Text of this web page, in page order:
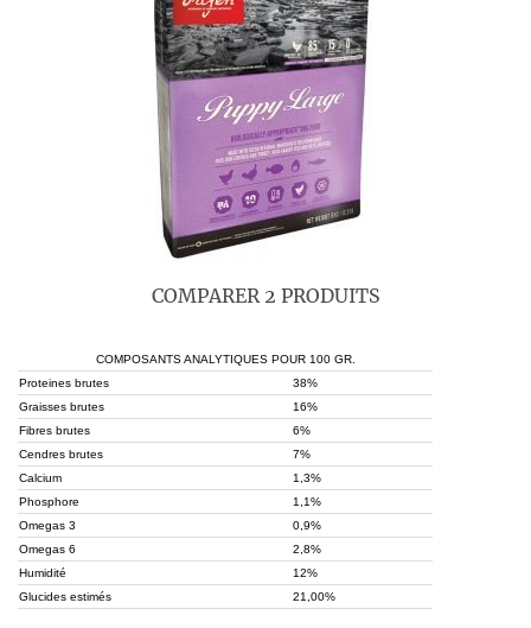
COMPARER 2 PRODUITS
COMPOSANTS ANALYTIQUES POUR 100 GR.
Proteines brutes
38%
Graisses brutes
16%
Fibres brutes
6%
Cendres brutes
7%
Calcium
1,3%
Phosphore
1,1%
Omegas 3
0,9%
Omegas 6
2,8%
Humidité
12%
Glucides estimés
21,00%